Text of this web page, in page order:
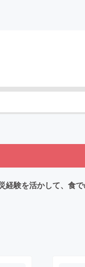
験を活かして、食